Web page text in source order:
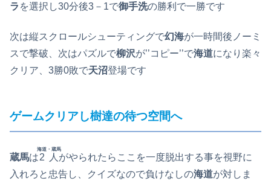
ラ を選択し30分後3－1で御手洗の勝利で一勝です
次は縦スクロールシューティングで幻海が一時間後ノーミ
スで撃破、次はパズルで柳沢が’’コピー’’で海道になり楽々
クリア、3勝0敗で天沼登場です
ゲームクリアし樹達の待つ空間へ
蔵馬は2人
海道・蔵馬
がやられたらここを一度脱出する事を視野に
入れろと忠告し、クイズなので負けなしの海道が対しま